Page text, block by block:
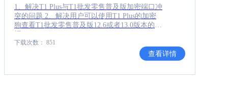
1、解决T1 Plus与T1批发零售普及版加密端口冲
突的问题 2、解决用户可以使用T1 Plus的加密
狗查看T1批发零售普及版12.6或者13.0版本的单
据
下载次数： 851
查看详情